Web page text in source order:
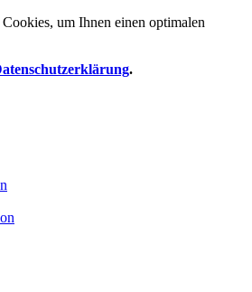
Cookies, um Ihnen einen optimalen
.